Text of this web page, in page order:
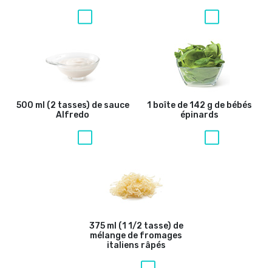
500 ml (2 tasses) de sauce
Alfredo
1 boîte de 142 g de bébés
épinards
375 ml (1 1/2 tasse) de
mélange de fromages
italiens râpés